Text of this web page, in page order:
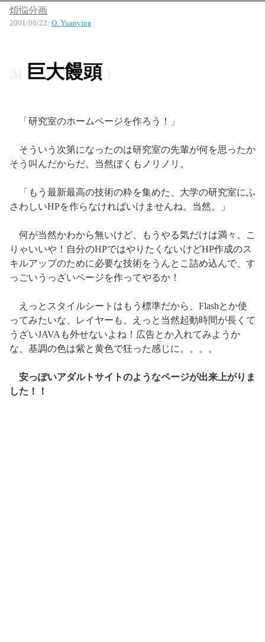
煩悩分画
2001/06/22: O. Yuanying
巨大饅頭
「研究室のホームページを作ろう！」
そういう次第になったのは研究室の先輩が何を思ったか
そう叫んだからだ。当然ぼくもノリノリ。
「もう最新最高の技術の粋を集めた、大学の研究室にふ
さわしいHPを作らなければいけませんね。当然。」
何が当然かわから無いけど、もうやる気だけは満々。こ
りゃいいや！自分のHPではやりたくないけどHP作成のス
キルアップのために必要な技術をうんとこ詰め込んで、す
っごいうっざいページを作ってやるか！
えっとスタイルシートはもう標準だから、Flashとか使
ってみたいな、レイヤーも。えっと当然起動時間が長くて
うざいJAVAも外せないよね！広告とか入れてみようか
な、基調の色は紫と黄色で狂った感じに。。。。
安っぽいアダルトサイトのようなページが出来上がりま
した！！